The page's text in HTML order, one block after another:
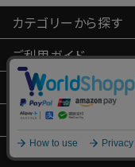
カテゴリーから探す
ご利用ガイド
お問い合わせ
会員登録
会社概要